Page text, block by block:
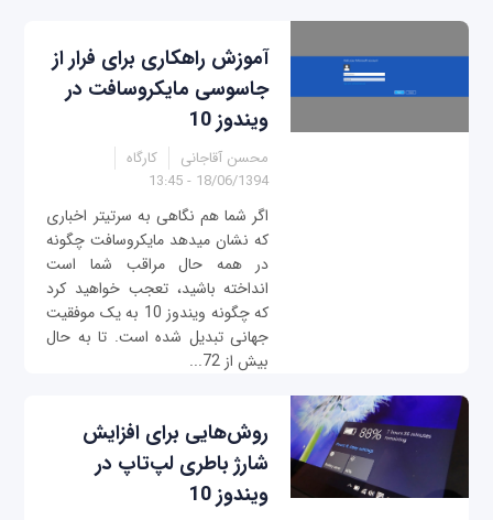
آموزش راهکاری برای فرار از
جاسوسی مایکروسافت در
ویندوز 10
محسن آقاجانی
کارگاه
18/06/1394 - 13:45
اگر شما هم نگاهی به سرتیتر اخباری
که نشان می‎دهد مایکروسافت چگونه
در همه حال مراقب شما است
انداخته باشید، تعجب خواهید کرد
که چگونه ویندوز 10 به یک موفقیت
جهانی تبدیل شده است. تا به حال
بیش از 72...
روش‌هایی برای افزایش
شارژ باطری لپ‌تاپ در
ویندوز 10